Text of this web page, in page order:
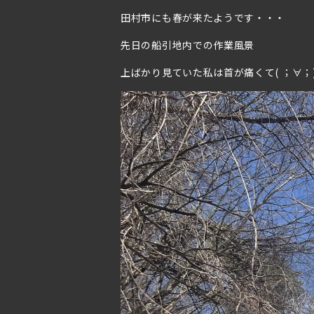
田村市にも春が来たようです・・・
先日の船引地内での作業風景
上ばかり見ていた私は首が痛くて( ；∀